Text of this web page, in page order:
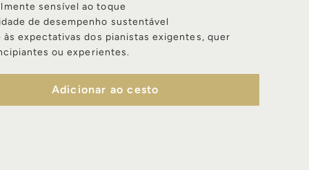
sensível ao toque
de desempenho sustentável
às expectativas dos pianistas exigentes, quer
ou experientes.
Adicionar ao cesto